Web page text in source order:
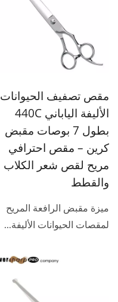
مقص تصفيف الحيوانات
الأليفة الياباني 440C
بطول 7 بوصات مقبض
كرين – مقص احترافي
مريح لقص شعر الكلاب
والقطط
ميزة مقبض الرافعة المريح
لمقصات الحيوانات الأليفة...